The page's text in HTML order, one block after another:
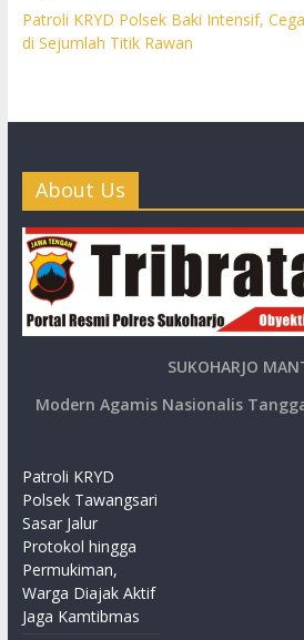
Patroli KRYD Polsek Baki Intensif,
di Sejumlah Titik Rawan
About Us
SUKOHARJO
Modern Agamis Nasionalis
Patroli KRYD
Polsek Tawangsari
Sasar Jalur
Protokol hingga
Permukiman,
Warga Diajak Aktif
Jaga Kamtibmas